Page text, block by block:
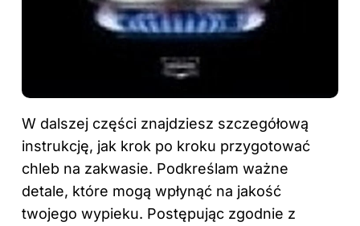
W dalszej części znajdziesz szczegółową
instrukcję, jak krok po kroku przygotować
chleb na zakwasie. Podkreślam ważne
detale, które mogą wpłynąć na jakość
twojego wypieku. Postępując zgodnie z